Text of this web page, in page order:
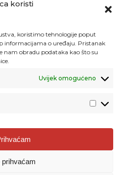
koristi
koristimo tehnologije poput
informacijama o uređaju. Pristanak
nam obradu podataka kao što su
Uvijek omogućeno
prihvaćam